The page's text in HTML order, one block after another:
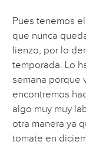
Pues tenemos
que nunca
lienzo, por lo
temporada. Lo
semana porque
encontremos
algo muy muy
otra manera ya
tomate en